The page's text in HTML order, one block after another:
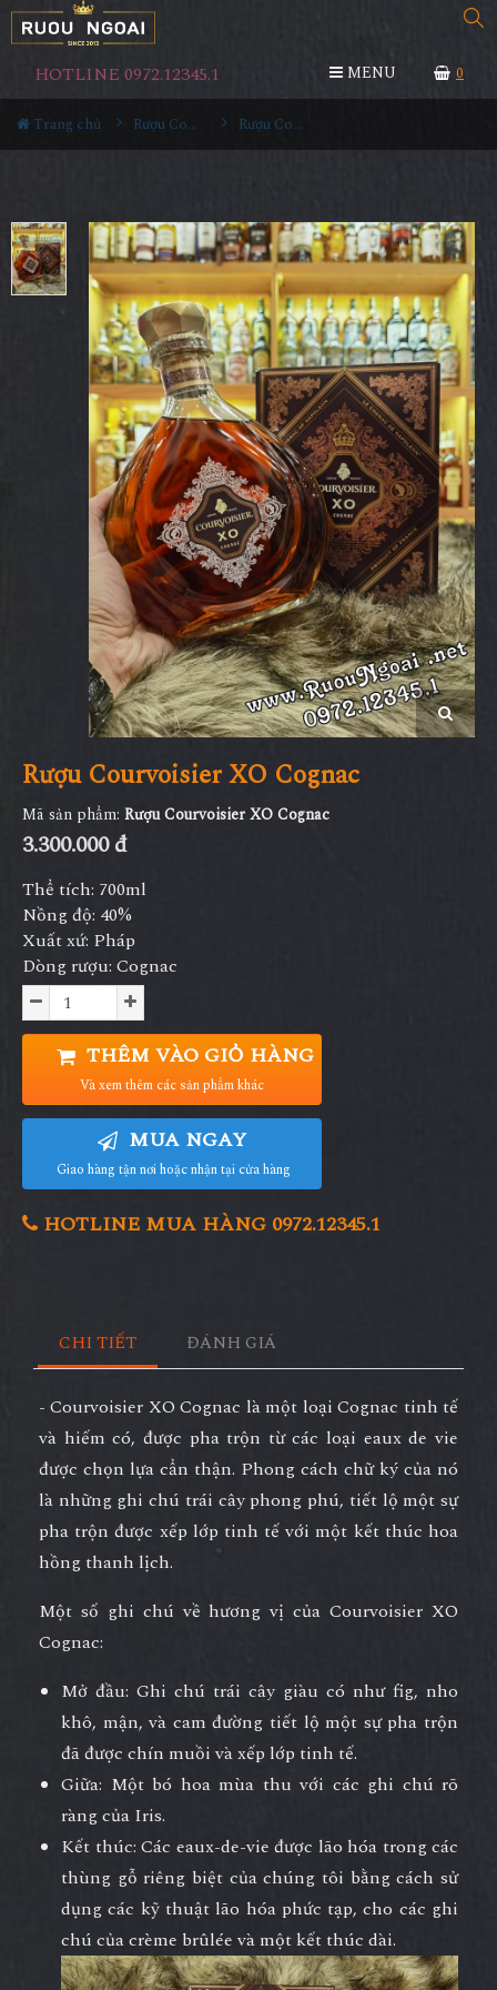
0
HOTLINE 0972.12345.1 MENU
Trang chủ Rượu Cognac Rượu Courvoisier XO Cognac
Rượu Courvoisier XO Cognac
Mã sản phẩm: Rượu Courvoisier XO Cognac
3.300.000 đ
Thể tích: 700ml
Nồng độ: 40%
Xuất xứ: Pháp
Dòng rượu: Cognac
THÊM VÀO GIỎ HÀNG
Và xem thêm các sản phẩm khác
MUA NGAY
Giao hàng tận nơi hoặc nhận tại cửa hàng
HOTLINE MUA HÀNG 0972.12345.1
CHI TIẾT ĐÁNH GIÁ
- Courvoisier XO Cognac là một loại Cognac tinh tế
và hiếm có, được pha trộn từ các loại eaux de vie
được chọn lựa cẩn thận. Phong cách chữ ký của nó
là những ghi chú trái cây phong phú, tiết lộ một sự
pha trộn được xếp lớp tinh tế với một kết thúc hoa
hồng thanh lịch.
Một số ghi chú về hương vị của Courvoisier XO
Cognac:
Mở đầu: Ghi chú trái cây giàu có như fig, nho
khô, mận, và cam đường tiết lộ một sự pha trộn
đã được chín muồi và xếp lớp tinh tế.
Giữa: Một bó hoa mùa thu với các ghi chú rõ
ràng của Iris.
Kết thúc: Các eaux-de-vie được lão hóa trong các
thùng gỗ riêng biệt của chúng tôi bằng cách sử
dụng các kỹ thuật lão hóa phức tạp, cho các ghi
chú của crème brûlée và một kết thúc dài.